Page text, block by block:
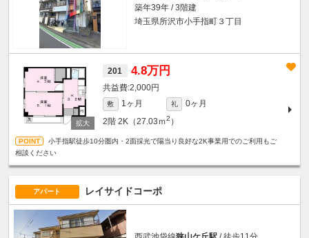
築年39年 / 3階建
埼玉県所沢市小手指町３丁目
201 4.8万円
2,000円
敷 1ヶ月 礼
0ヶ月
2階 2K（27.03ｍ2 ）
小手指駅徒歩10分圏内・2面採光で陽当り良好な2K事業用でのご利用もご
相談ください
アパート レイサイドコーポ